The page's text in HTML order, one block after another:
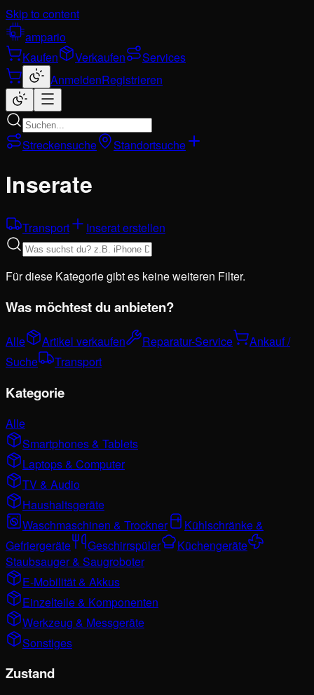
Skip to content
ampario
Kaufen
Verkaufen
Services
AnmeldenRegistrieren
Streckensuche Standortsuche
Inserate
Transport Inserat erstellen
Für diese Kategorie gibt es keine weiteren Filter.
Was möchtest du anbieten?
Alle Artikel verkaufen Reparatur-Service
Ankauf /
Suche
Transport
Kategorie
Alle
Smartphones & Tablets
Laptops & Computer
TV & Audio
Haushaltsgeräte
Waschmaschinen & Trockner
Kühlschränke &
Gefriergeräte
Geschirrspüler
Küchengeräte
Staubsauger & Saugroboter
E-Mobilität & Akkus
Einzelteile & Komponenten
Werkzeug & Messgeräte
Sonstiges
Zustand